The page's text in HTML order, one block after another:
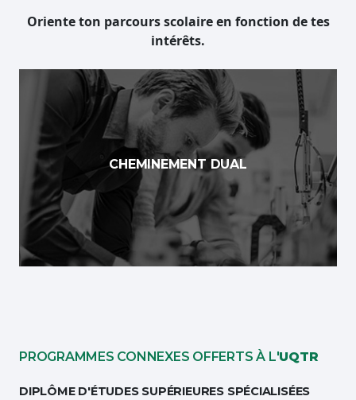
Oriente ton parcours scolaire en fonction de tes
intérêts.
CHEMINEMENT DUAL
Apprends dans un contexte réel et
authentique
Ta formation se passe à près de
50% en
entreprise
PROGRAMMES CONNEXES OFFERTS À L'UQTR
DIPLÔME D'ÉTUDES SUPÉRIEURES SPÉCIALISÉES